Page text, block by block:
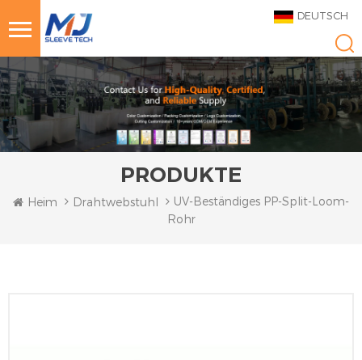
DEUTSCH
PRODUKTE
Heim Drahtwebstuhl
UV-Beständiges PP-Split-Loom-
Rohr